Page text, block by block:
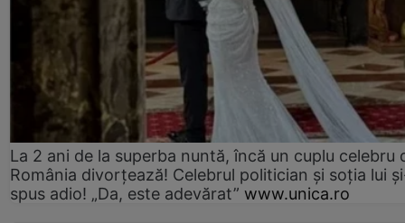
La 2 ani de la superba nuntă, încă un cuplu celebru
România divorțează! Celebrul politician și soția lui
spus adio! „Da, este adevărat” www.unica.ro